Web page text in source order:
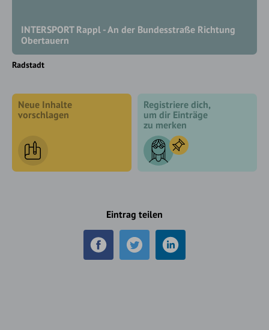
INTERSPORT Rappl - An der Bundesstraße Richtung
Obertauern
Radstadt
Neue Inhalte
vorschlagen
Registriere dich,
um dir Einträge
zu merken
Eintrag teilen